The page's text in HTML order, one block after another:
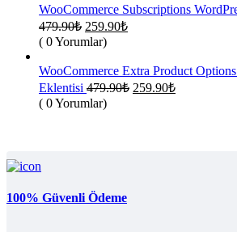
259.90₺.
WooCommerce Subscriptions
479.90₺ Orijinal
fiyat:
259.90₺Şu
259.90₺.
( 0 Yorumlar)
WooCommerce Extra Product
Eklentisi 479.90₺ Orijinal
259.90₺Şu
( 0 Yorumlar)
100% Güvenli Ödeme